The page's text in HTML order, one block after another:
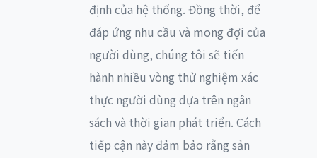
định của hệ thống. Đồng thời, để
đáp ứng nhu cầu và mong đợi của
người dùng, chúng tôi sẽ tiến
hành nhiều vòng thử nghiệm xác
thực người dùng dựa trên ngân
sách và thời gian phát triển. Cách
tiếp cận này đảm bảo rằng sản